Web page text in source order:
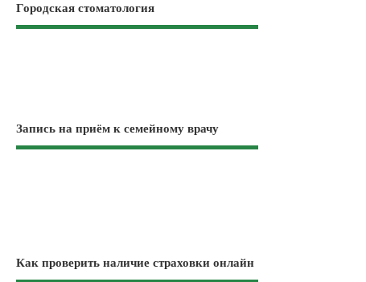
Городская стоматология
Запись на приём к семейному врачу
Как проверить наличие страховки онлайн